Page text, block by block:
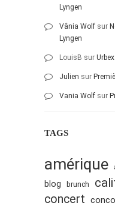
Lyngen
Vânia Wolf sur
Lyngen
LouisB sur
Julien sur
Vania Wolf sur
TAGS
amérique
blog brunch
concert